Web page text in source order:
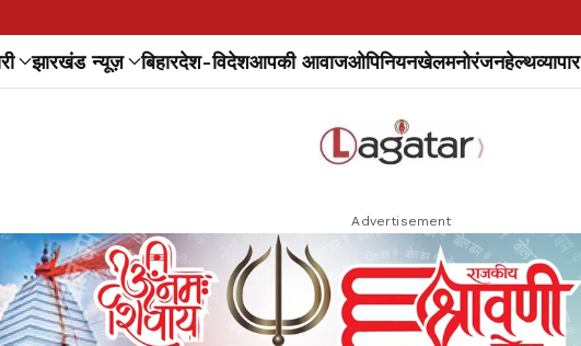
झारखंड न्यूज़ बिहारदेश-विदेशआपकी आवाजओपिनियनखेलमनोरंजनहेल्थव्यापार
Advertisement